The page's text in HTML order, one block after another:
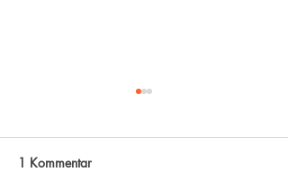
1 Kommentar